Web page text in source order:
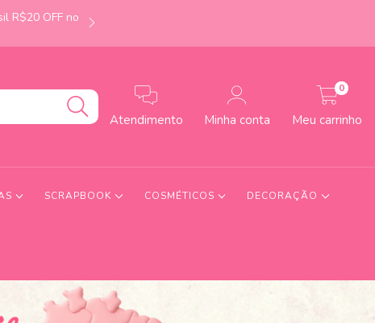
R$20 OFF no
Atendimento Minha conta Meu carrinho
0
SCRAPBOOK COSMÉTICOS DECORAÇÃO